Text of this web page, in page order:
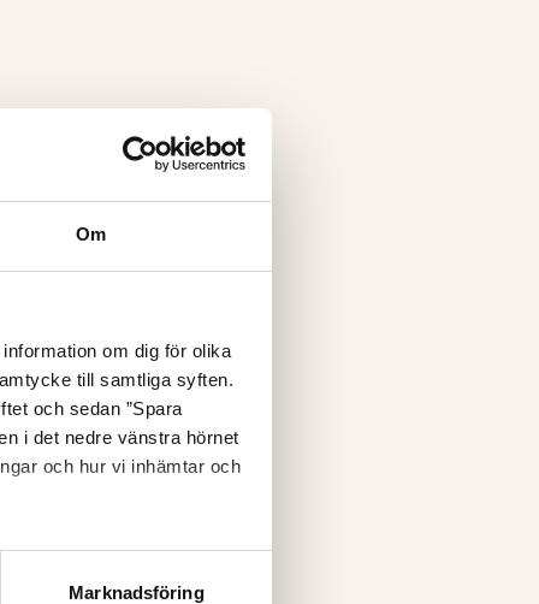
Om
om dig för olika
till samtliga syften.
och sedan ”Spara
i det nedre vänstra hörnet
och hur vi inhämtar och
Marknadsföring